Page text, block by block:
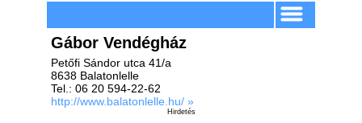
Gábor Vendégház
Petőfi Sándor utca 41/a
8638 Balatonlelle
Tel.: 06 20 594-22-62
http://www.balatonlelle.hu/ »
Hirdetés